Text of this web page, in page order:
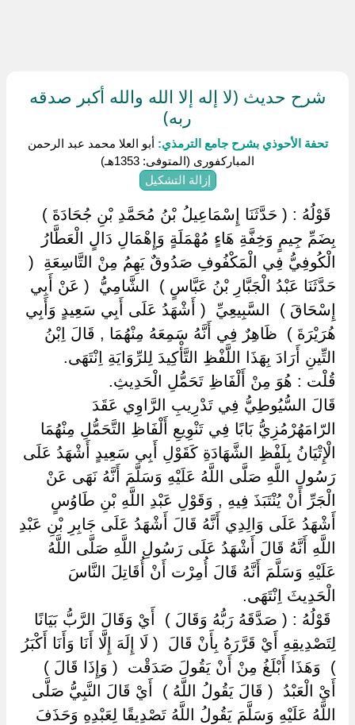
شرح حديث (لا إله إلا الله والله أكبر صدقه
ربه)
تحفة الأحوذي بشرح جامع الترمذي: أبو العلا محمد عبد الرحمن
المباركفورى (المتوفى: 1353هـ)
إزالة التشكيل
‏ ‏قَوْلُهُ : ( حَدَّثَنَا إِسْمَاعِيلُ بْنُ مُحَمَّدِ بْنِ جُحَادَةَ ) ‏
‏بِضَمِّ جِيمٍ وَخِفَّةِ هَاءٍ مُهْمَلَةٍ وَإِهْمَالِ دَالٍ الْعَطَّارُ
الْكُوفِيُّ فِي الْمَكْفُوفِ صَدُوقٌ يَهِمُ مِنْ التَّاسِعَةِ ‏ ‏(
حَدَّثَنَا عَبْدُ الْجَبَّارِ بْنُ عَبَّاسٍ ) ‏ ‏الشَّامِيُّ ‏ ‏( عَنْ أَبِي
إِسْحَاقَ ) ‏ ‏السَّبِيعِيِّ ‏ ‏( أَشْهَدُ عَلَى أَبِي سَعِيدٍ وَأَبِي
هُرَيْرَةَ ) ‏ ‏ظَاهِرٌ فِي أَنَّهُ سَمِعَهُ مِنْهُمَا , قَالَ اِبْنُ
التِّينِ أَرَادَ بِهَذَا اللَّفْظِ التَّأْكِيدَ لِلرِّوَايَةِ اِنْتَهَى.
قُلْت : هُوَ مِنْ أَلْفَاظِ تَحَمُّلِ الْحَدِيثِ.
قَالَ السُّيُوطِيُّ فِي تَدْرِيبِ الرَّاوِي عَقَدَ
الرّامَهُرْمُزِيُّ بَابًا فِي تَنْوِيعِ أَلْفَاظِ التَّحَمُّلِ مِنْهُمَا
الْإِتْيَانُ بِلَفْظِ الشَّهَادَةِ كَقَوْلِ أَبِي سَعِيدٍ أَشْهَدُ عَلَى
رَسُولِ اللَّهِ صَلَّى اللَّهُ عَلَيْهِ وَسَلَّمَ أَنَّهُ نَهَى عَنْ
الْجَرِّ أَنْ يُنْتَبَذَ فِيهِ , وَقَوْلِ عَبْدِ اللَّهِ بْنِ طَاوُسٍ
أَشْهَدُ عَلَى وَالِدِي أَنَّهُ قَالَ أَشْهَدُ عَلَى جَابِرِ بْنِ عَبْدِ
اللَّهِ أَنَّهُ قَالَ أَشْهَدُ عَلَى رَسُولِ اللَّهِ صَلَّى اللَّهُ
عَلَيْهِ وَسَلَّمَ أَنَّهُ قَالَ أُمِرْت أَنْ أُقَاتِلَ النَّاسَ
الْحَدِيثَ اِنْتَهَى.
‏ ‏قَوْلُهُ : ( صَدَّقَهُ رَبُّهُ وَقَالَ ) ‏ ‏أَيْ وَقَالَ الرَّبُّ بَيَانًا
لِتَصْدِيقِهِ أَيْ قَرَّرَهُ بِأَنْ قَالَ ‏ ‏( لَا إِلَهَ إِلَّا أَنَا وَأَنَا أَكْبَرُ
) ‏ ‏وَهَذَا أَبْلَغُ مِنْ أَنْ يَقُولَ صَدَقْت ‏ ‏( وَإِذَا قَالَ ) ‏
‏أَيْ الْعَبْدُ ‏ ‏( قَالَ يَقُولُ اللَّهُ ) ‏ ‏أَيْ قَالَ النَّبِيُّ صَلَّى
اللَّهُ عَلَيْهِ وَسَلَّمَ يَقُولُ اللَّهُ تَصْدِيقًا لِعَبْدِهِ وَحَذَفَ